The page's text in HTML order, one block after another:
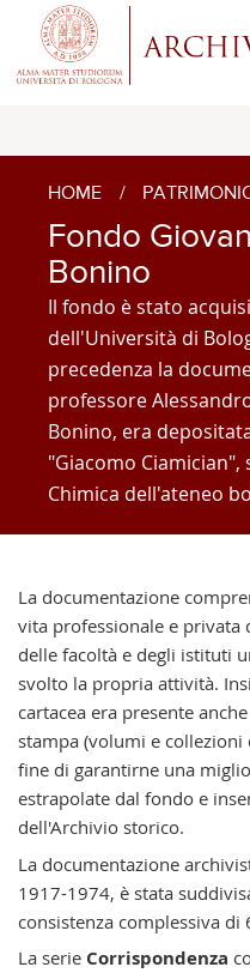
HOME /
Fondo
Bonino
Il fondo è stato
dell'Università di
precedenza la
professore
Bonino, era
"Giacomo
Chimica dell'ateneo
La documentazione
vita professionale e privata
delle facoltà e degli istituti
svolto la propria attività.
cartacea era presente
stampa (volumi e
fine di garantirne una
estrapolate dal fondo e
dell'Archivio storico.
La documentazione
1917-1974, è stata
consistenza complessiva di
La serie Corrispondenza